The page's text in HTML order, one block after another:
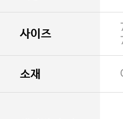
사이즈
소재